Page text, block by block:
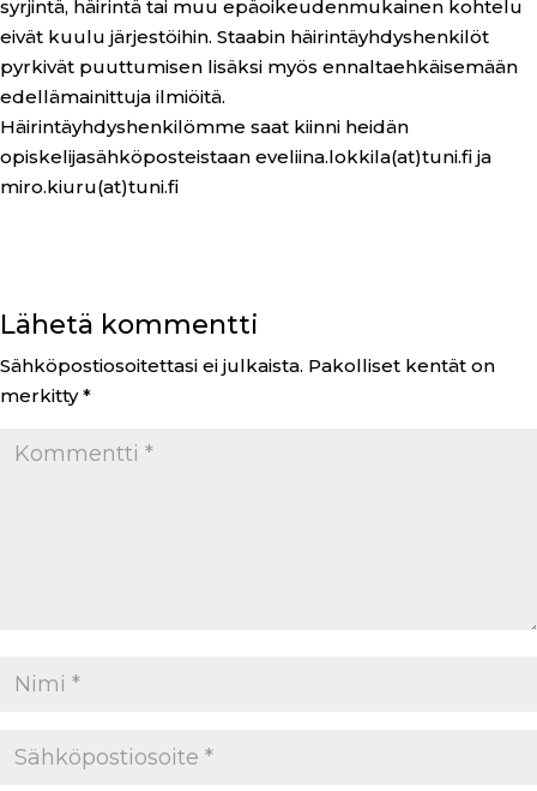
syrjintä, häirintä tai muu epäoikeudenmukainen kohtelu
eivät kuulu järjestöihin. Staabin häirintäyhdyshenkilöt
pyrkivät puuttumisen lisäksi myös ennaltaehkäisemään
edellämainittuja ilmiöitä.
Häirintäyhdyshenkilömme saat kiinni heidän
opiskelijasähköposteistaan eveliina.lokkila(at)tuni.fi ja
miro.kiuru(at)tuni.fi
Lähetä kommentti
Sähköpostiosoitettasi ei julkaista. Pakolliset kentät on
merkitty*